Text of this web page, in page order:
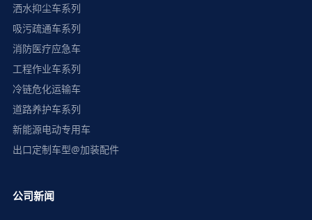
洒水抑尘车系列
吸污疏通车系列
消防医疗应急车
工程作业车系列
冷链危化运输车
道路养护车系列
新能源电动专用车
出口定制车型@加装配件
公司新闻